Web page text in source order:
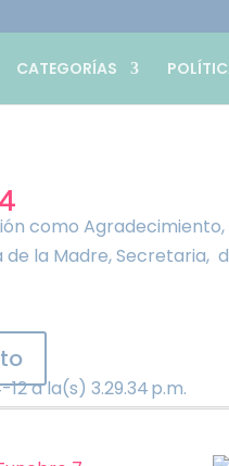
CATEGORÍAS
como Agradecimiento,
la Madre, Secretaria,